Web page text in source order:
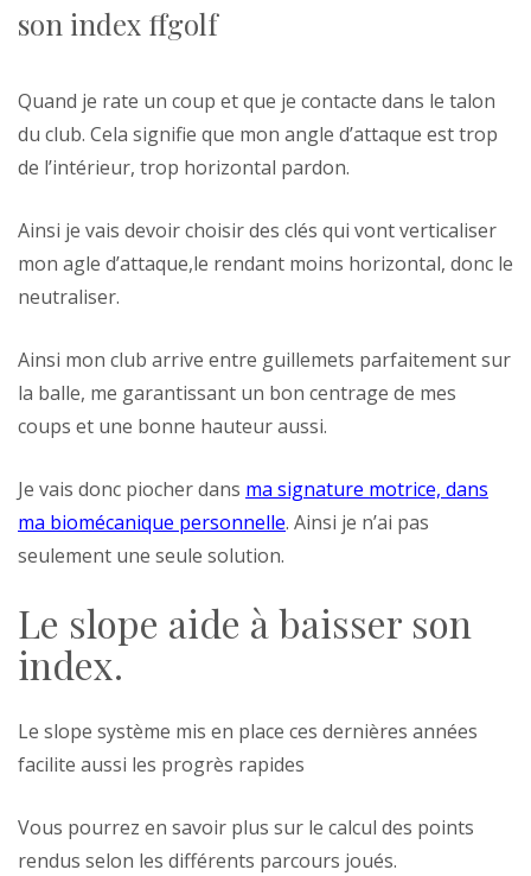
son index ffgolf
Quand je rate un coup et que je contacte dans le talon
du club. Cela signifie que mon angle d’attaque est trop
de l’intérieur, trop horizontal pardon.
Ainsi je vais devoir choisir des clés qui vont verticaliser
mon agle d’attaque,le rendant moins horizontal, donc le
neutraliser.
Ainsi mon club arrive entre guillemets parfaitement sur
la balle, me garantissant un bon centrage de mes
coups et une bonne hauteur aussi.
Je vais donc piocher dans ma signature motrice, dans
ma biomécanique personnelle. Ainsi je n’ai pas
seulement une seule solution.
Le slope aide à baisser son
index.
Le slope système mis en place ces dernières années
facilite aussi les progrès rapides
Vous pourrez en savoir plus sur le calcul des points
rendus selon les différents parcours joués.